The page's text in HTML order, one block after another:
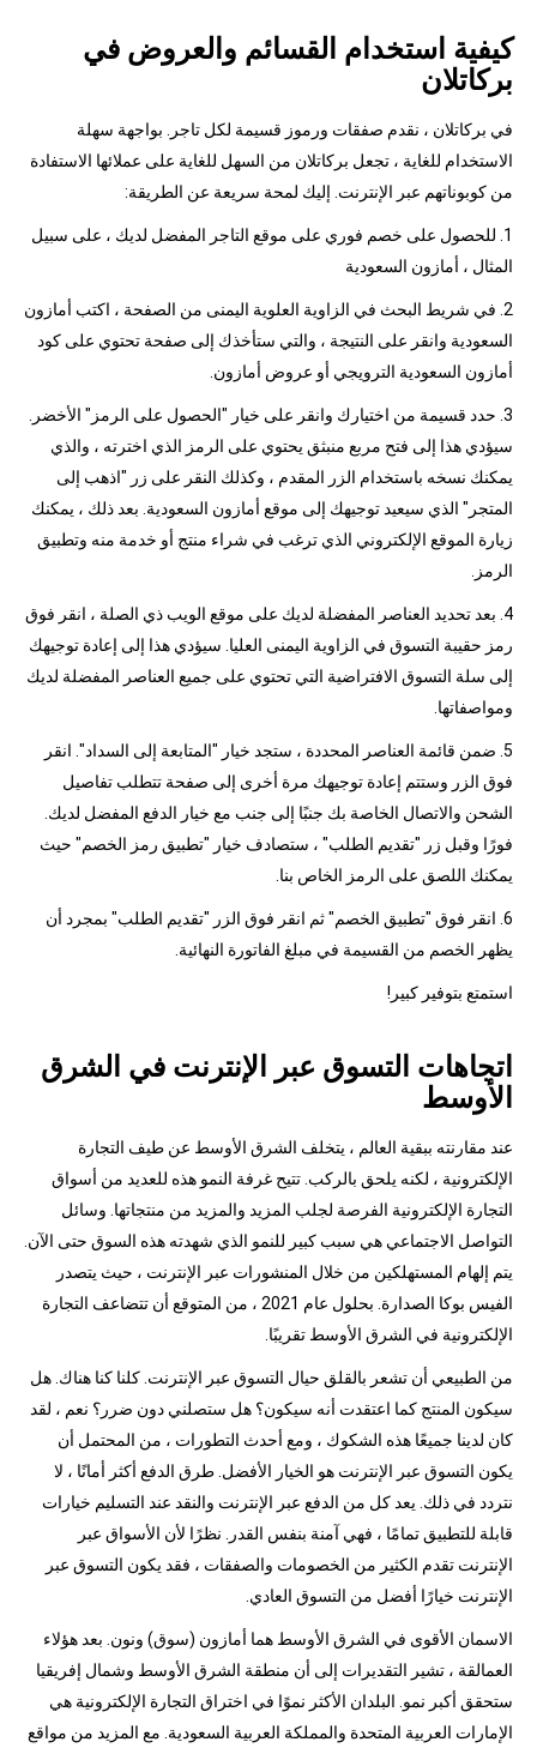
كيفية استخدام القسائم والعروض في
بركاتلان
في بركاتلان ، نقدم صفقات ورموز قسيمة لكل تاجر. بواجهة سهلة
الاستخدام للغاية ، تجعل بركاتلان من السهل للغاية على عملائها الاستفادة
من كوبوناتهم عبر الإنترنت. إليك لمحة سريعة عن الطريقة:
1. للحصول على خصم فوري على موقع التاجر المفضل لديك ، على سبيل
المثال ، أمازون السعودية
2. في شريط البحث في الزاوية العلوية اليمنى من الصفحة ، اكتب أمازون
السعودية وانقر على النتيجة ، والتي ستأخذك إلى صفحة تحتوي على كود
أمازون السعودية الترويجي أو عروض أمازون.
3. حدد قسيمة من اختيارك وانقر على خيار "الحصول على الرمز" الأخضر.
سيؤدي هذا إلى فتح مربع منبثق يحتوي على الرمز الذي اخترته ، والذي
يمكنك نسخه باستخدام الزر المقدم ، وكذلك النقر على زر "اذهب إلى
المتجر" الذي سيعيد توجيهك إلى موقع أمازون السعودية. بعد ذلك ، يمكنك
زيارة الموقع الإلكتروني الذي ترغب في شراء منتج أو خدمة منه وتطبيق
الرمز.
4. بعد تحديد العناصر المفضلة لديك على موقع الويب ذي الصلة ، انقر فوق
رمز حقيبة التسوق في الزاوية اليمنى العليا. سيؤدي هذا إلى إعادة توجيهك
إلى سلة التسوق الافتراضية التي تحتوي على جميع العناصر المفضلة لديك
ومواصفاتها.
5. ضمن قائمة العناصر المحددة ، ستجد خيار "المتابعة إلى السداد". انقر
فوق الزر وستتم إعادة توجيهك مرة أخرى إلى صفحة تتطلب تفاصيل
الشحن والاتصال الخاصة بك جنبًا إلى جنب مع خيار الدفع المفضل لديك.
فورًا وقبل زر "تقديم الطلب" ، ستصادف خيار "تطبيق رمز الخصم" حيث
يمكنك اللصق على الرمز الخاص بنا.
6. انقر فوق "تطبيق الخصم" ثم انقر فوق الزر "تقديم الطلب" بمجرد أن
يظهر الخصم من القسيمة في مبلغ الفاتورة النهائية.
استمتع بتوفير كبير!
اتجاهات التسوق عبر الإنترنت في الشرق
الأوسط
عند مقارنته ببقية العالم ، يتخلف الشرق الأوسط عن طيف التجارة
الإلكترونية ، لكنه يلحق بالركب. تتيح غرفة النمو هذه للعديد من أسواق
التجارة الإلكترونية الفرصة لجلب المزيد والمزيد من منتجاتها. وسائل
التواصل الاجتماعي هي سبب كبير للنمو الذي شهدته هذه السوق حتى الآن.
يتم إلهام المستهلكين من خلال المنشورات عبر الإنترنت ، حيث يتصدر
الفيس بوكا الصدارة. بحلول عام 2021 ، من المتوقع أن تتضاعف التجارة
الإلكترونية في الشرق الأوسط تقريبًا.
من الطبيعي أن تشعر بالقلق حيال التسوق عبر الإنترنت. كلنا كنا هناك. هل
سيكون المنتج كما اعتقدت أنه سيكون؟ هل ستصلني دون ضرر؟ نعم ، لقد
كان لدينا جميعًا هذه الشكوك ، ومع أحدث التطورات ، من المحتمل أن
يكون التسوق عبر الإنترنت هو الخيار الأفضل. طرق الدفع أكثر أمانًا ، لا
نتردد في ذلك. يعد كل من الدفع عبر الإنترنت والنقد عند التسليم خيارات
قابلة للتطبيق تمامًا ، فهي آمنة بنفس القدر. نظرًا لأن الأسواق عبر
الإنترنت تقدم الكثير من الخصومات والصفقات ، فقد يكون التسوق عبر
الإنترنت خيارًا أفضل من التسوق العادي.
الاسمان الأقوى في الشرق الأوسط هما أمازون (سوق) ونون. بعد هؤلاء
العمالقة ، تشير التقديرات إلى أن منطقة الشرق الأوسط وشمال إفريقيا
ستحقق أكبر نمو. البلدان الأكثر نموًا في اختراق التجارة الإلكترونية هي
الإمارات العربية المتحدة والمملكة العربية السعودية. مع المزيد من مواقع